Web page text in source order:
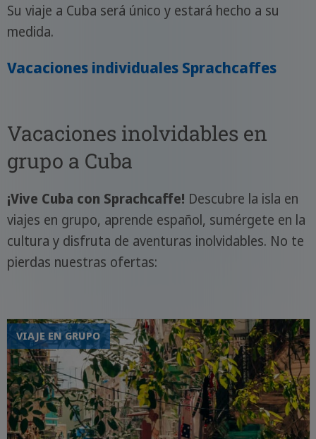
Su viaje a Cuba será único y estará hecho a su
medida.
Vacaciones individuales Sprachcaffes
Vacaciones inolvidables en
grupo a Cuba
¡Vive Cuba con Sprachcaffe! Descubre la isla en
viajes en grupo, aprende español, sumérgete en la
cultura y disfruta de aventuras inolvidables. No te
pierdas nuestras ofertas:
VIAJE EN GRUPO